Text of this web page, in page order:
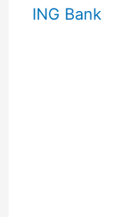
ING Bank